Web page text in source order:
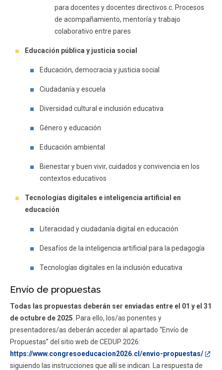
para docentes y docentes directivos c. Procesos
de acompañamiento, mentoría y trabajo
colaborativo entre pares
Educación pública y justicia social
Educación, democracia y justicia social
Ciudadanía y escuela
Diversidad cultural e inclusión educativa
Género y educación
Educación ambiental
Bienestar y buen vivir, cuidados y convivencia en los
contextos educativos
Tecnologías digitales e inteligencia artificial en
educación
Literacidad y ciudadanía digital en educación
Desafíos de la inteligencia artificial para la pedagogía
Tecnologías digitales en la inclusión educativa
Envío de propuestas
Todas las propuestas deberán ser enviadas entre el 01 y el 31
de octubre de 2025 . Para ello, los/as ponentes y
presentadores/as deberán acceder al apartado “Envío de
Propuestas” del sitio web de CEDUP 2026:
https://www.congresoeducacion2026.cl/envio-propuestas/
siguiendo las instrucciones que allí se indican. La respuesta de